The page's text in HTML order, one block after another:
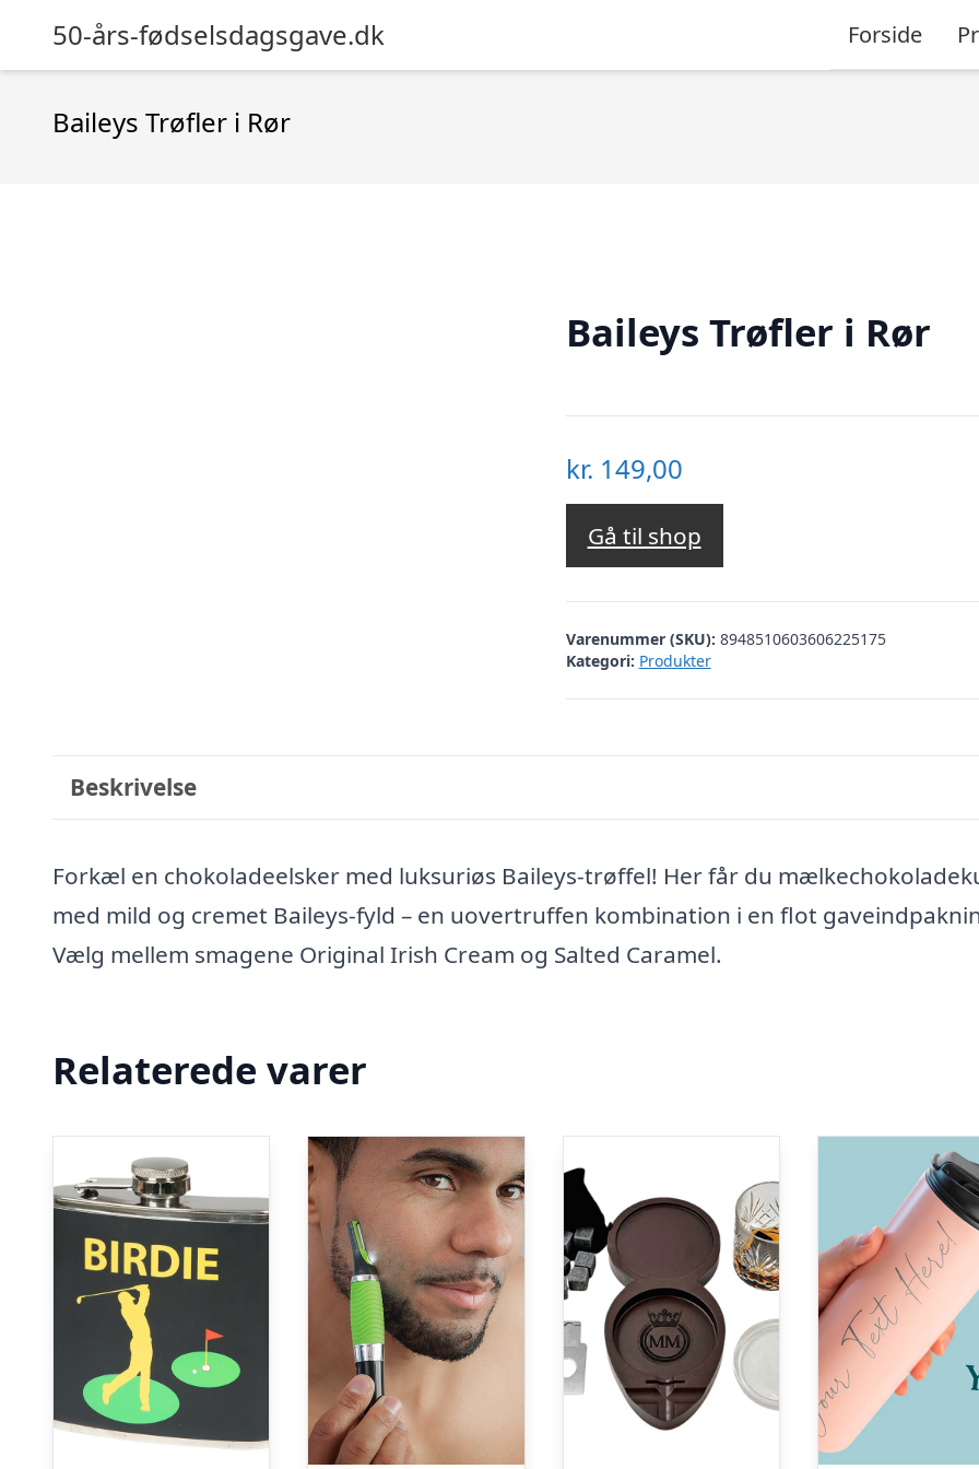
50-års-fødselsdagsgave.dk Forside
Baileys Trøfler i Rør
Baileys Trøfler i Rør
kr. 149,00
Gå til shop
Varenummer (SKU): 8948510603606225175
Kategori: Produkter
Beskrivelse
Forkæl en chokoladeelsker med luksuriøs Baileys-trøffel! Her får du
med mild og cremet Baileys-fyld – en uovertruffen kombination i en flot
Vælg mellem smagene Original Irish Cream og Salted Caramel.
Relaterede varer